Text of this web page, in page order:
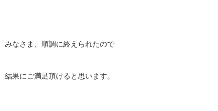
みなさま、順調に終えられたので
結果にご満足頂けると思います。